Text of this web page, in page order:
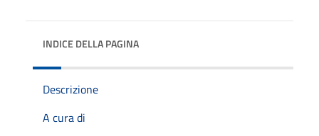
INDICE DELLA PAGINA
Descrizione
A cura di